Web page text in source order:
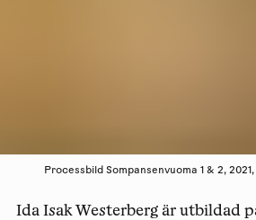
Processbild Sompansenvuoma 1 & 2,
Ida Isak Westerberg är utbildad